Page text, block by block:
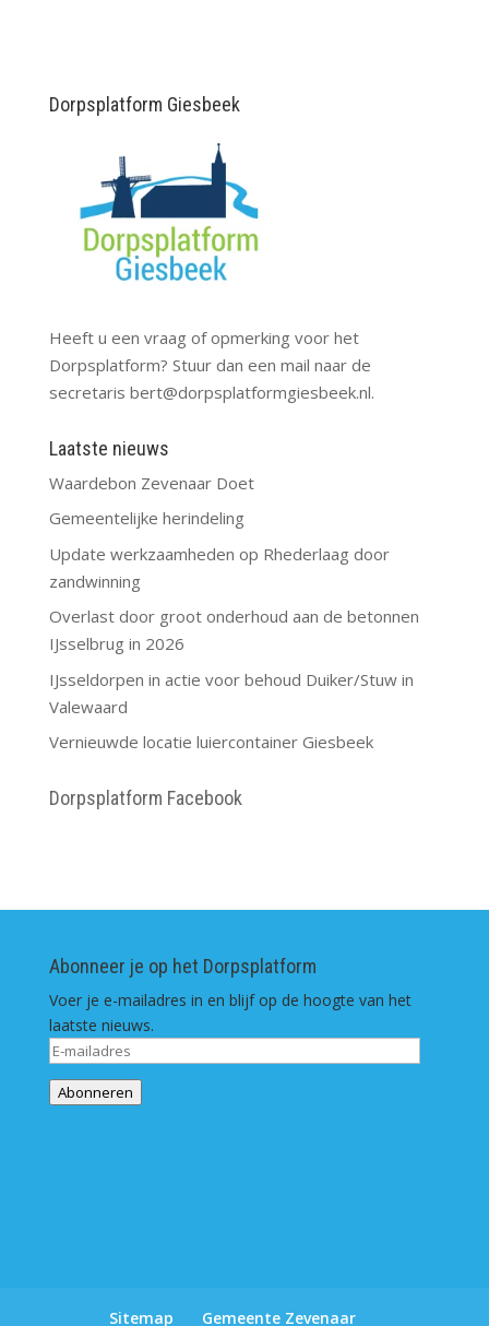
Dorpsplatform Giesbeek
Heeft u een vraag of opmerking voor het
Dorpsplatform? Stuur dan een mail naar de
secretaris bert@dorpsplatformgiesbeek.nl.
Laatste nieuws
Waardebon Zevenaar Doet
Gemeentelijke herindeling
Update werkzaamheden op Rhederlaag door
zandwinning
Overlast door groot onderhoud aan de betonnen
IJsselbrug in 2026
IJsseldorpen in actie voor behoud Duiker/Stuw in
Valewaard
Vernieuwde locatie luiercontainer Giesbeek
Dorpsplatform Facebook
Abonneer je op het Dorpsplatform
Voer je e-mailadres in en blijf op de hoogte van het
laatste nieuws.
E-
mailadres
Abonneren
Sitemap Gemeente Zevenaar